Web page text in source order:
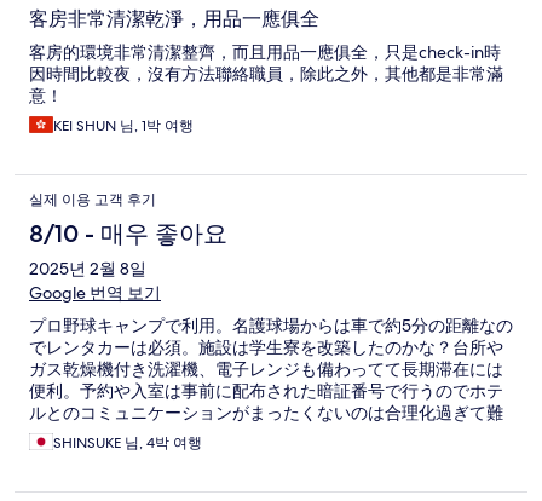
客房非常清潔乾淨，用品一應俱全
客房的環境非常清潔整齊，而且用品一應俱全，只是check-in時
因時間比較夜，沒有方法聯絡職員，除此之外，其他都是非常滿
意！
KEI SHUN 님, 1박 여행
실제 이용 고객 후기
8/10 - 매우 좋아요
2025년 2월 8일
Google 번역 보기
プロ野球キャンプで利用。名護球場からは車で約5分の距離なの
でレンタカーは必須。施設は学生寮を改築したのかな？台所や
ガス乾燥機付き洗濯機、電子レンジも備わってて長期滞在には
便利。予約や入室は事前に配布された暗証番号で行うのでホテ
ルとのコミュニケーションがまったくないのは合理化過ぎて難
点。SHINSUKE 님, 4박 여행